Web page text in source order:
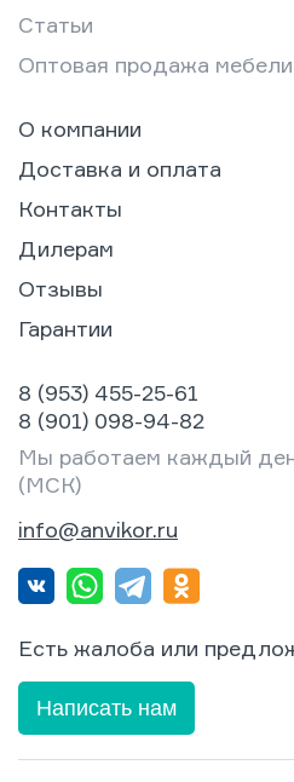
Статьи
Оптовая продажа мебели
О компании
Доставка и оплата
Контакты
Дилерам
Отзывы
Гарантии
8 (953) 455-25-61
8 (901) 098-94-82
Мы работаем каждый
(МСК)
info@anvikor.ru
Есть жалоба или
Написать нам